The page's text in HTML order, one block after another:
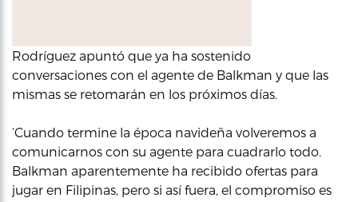
Rodríguez apuntó que ya ha sostenido
conversaciones con el agente de Balkman y que las
mismas se retomarán en los próximos días.
‘Cuando termine la época navideña volveremos a
comunicarnos con su agente para cuadrarlo todo.
Balkman aparentemente ha recibido ofertas para
jugar en Filipinas, pero si así fuera, el compromiso es